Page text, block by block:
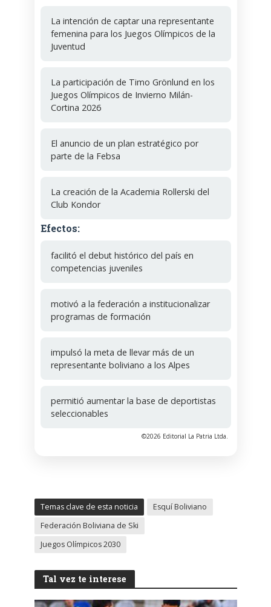
La intención de captar una representante
femenina para los Juegos Olímpicos de la
Juventud
La participación de Timo Grönlund en los
Juegos Olímpicos de Invierno Milán-
Cortina 2026
El anuncio de un plan estratégico por
parte de la Febsa
La creación de la Academia Rollerski del
Club Kondor
Efectos:
facilitó el debut histórico del país en
competencias juveniles
motivó a la federación a institucionalizar
programas de formación
impulsó la meta de llevar más de un
representante boliviano a los Alpes
permitió aumentar la base de deportistas
seleccionables
©2026 Editorial La Patria Ltda.
Temas clave de esta noticia
Esquí Boliviano
Federación Boliviana de Ski
Juegos Olímpicos 2030
Tal vez te interese